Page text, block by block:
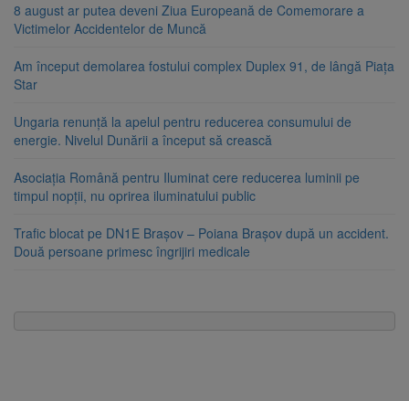
8 august ar putea deveni Ziua Europeană de Comemorare a
Victimelor Accidentelor de Muncă
Am început demolarea fostului complex Duplex 91, de lângă Piața
Star
Ungaria renunță la apelul pentru reducerea consumului de
energie. Nivelul Dunării a început să crească
Asociația Română pentru Iluminat cere reducerea luminii pe
timpul nopții, nu oprirea iluminatului public
Trafic blocat pe DN1E Brașov – Poiana Brașov după un accident.
Două persoane primesc îngrijiri medicale